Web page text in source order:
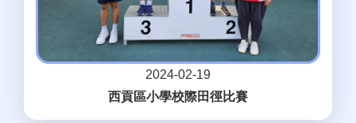
2024-02-19
西貢區小學校際田徑比賽